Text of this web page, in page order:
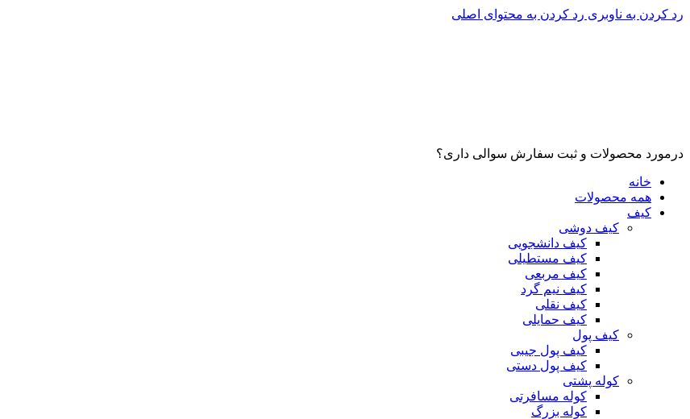
رد کردن به ناوبری رد کردن به محتوای اصلی
درمورد محصولات و ثبت سفارش سوالی داری؟
خانه
همه محصولات
کیف
کیف دوشی
کیف دانشجویی
کیف مستطیلی
کیف مربعی
کیف نیم گرد
کیف نقلی
کیف حمایلی
کیف پول
کیف پول جیبی
کیف پول دستی
کوله پشتی
کوله مسافرتی
کوله بزرگ